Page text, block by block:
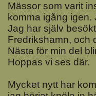
Mässor som varit
komma igång igen.
Jag har själv
Fredrikshamn, och
Nästa för min del
Hoppas vi ses där.
Mycket nytt har